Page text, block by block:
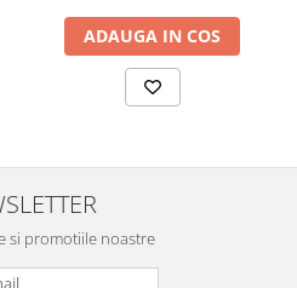
ADAUGA IN COS
si promotiile noastre